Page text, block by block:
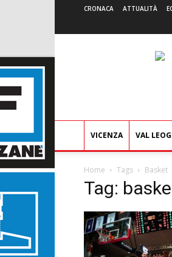
CRONACA ATTUALITÀ
VICENZA VAL
Home Tags Basket
Tag: